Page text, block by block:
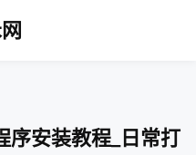
序安装教程_日常打